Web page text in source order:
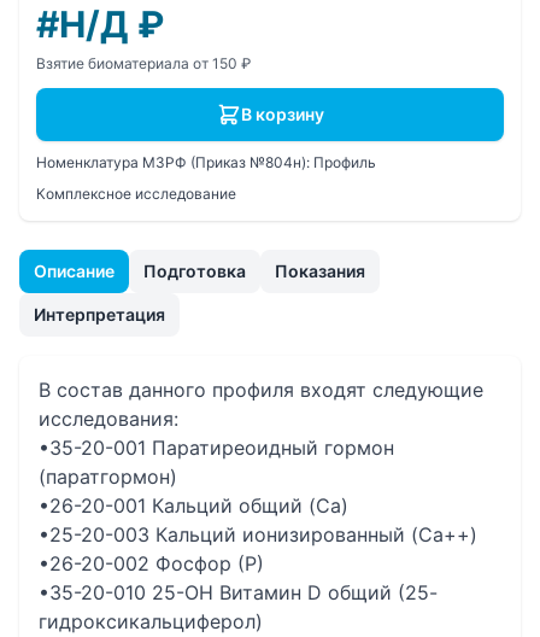
Описание Подготовка Показания
Интерпретация
В состав данного профиля входят следующие
исследования:
•35-20-001 Паратиреоидный гормон
(паратгормон)
•26-20-001 Кальций общий (Ca)
•25-20-003 Кальций ионизированный (Ca++)
•26-20-002 Фосфор (Р)
•35-20-010 25-OH Витамин D общий (25-
гидроксикальциферол)
#Н/Д ₽
Взятие биоматериала от 150 ₽
В корзину
Номенклатура МЗРФ (Приказ №804н): Профиль
Комплексное исследование